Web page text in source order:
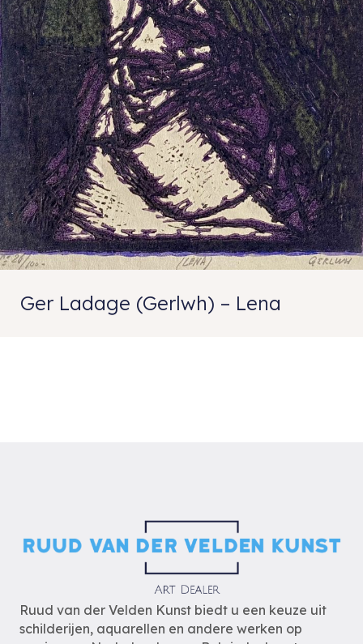
Ger Ladage (Gerlwh) – Lena
Ruud van der Velden Kunst biedt u een keuze uit
schilderijen, aquarellen en andere werken op